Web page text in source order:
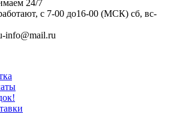
24/7
с 7-00 до16-00 (МСК) сб, вс-
info@mail.ru